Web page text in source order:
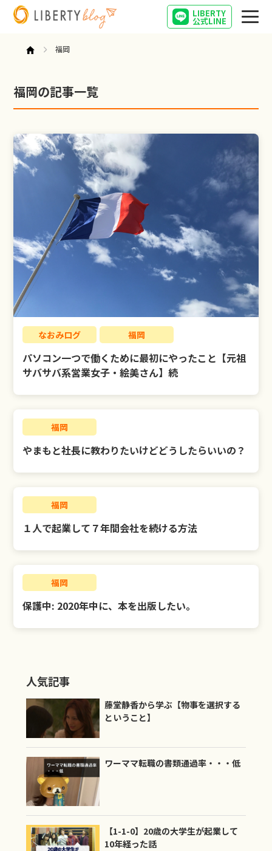
LIBERTY
公式LINE
起業
社長が失敗しながら勉強
LIBERTY公式LINE
お問い合わせ
福岡
福岡の記事一覧
なおみログ 福岡
パソコン一つで働くために最初にやったこと【元祖
サバサバ系営業女子・絵美さん】続
福岡
やまもと社長に教わりたいけどどうしたらいいの？
福岡
１人で起業して７年間会社を続ける方法
福岡
保護中: 2020年中に、本を出版したい。
人気記事
藤堂静香から学ぶ【物事を選択する
ということ】
ワーママ転職の書類通過率・・・低
【1-1-0】20歳の大学生が起業して
10年経った話